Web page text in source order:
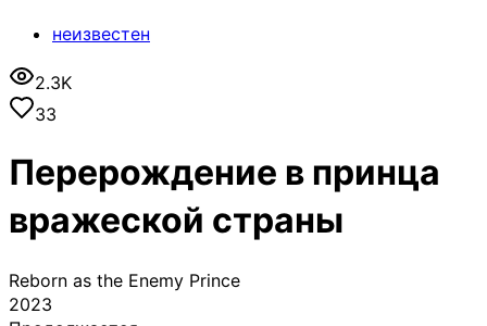
неизвестен
2.3K
33
Перерождение в принца
вражеской страны
Reborn as the Enemy Prince
2023